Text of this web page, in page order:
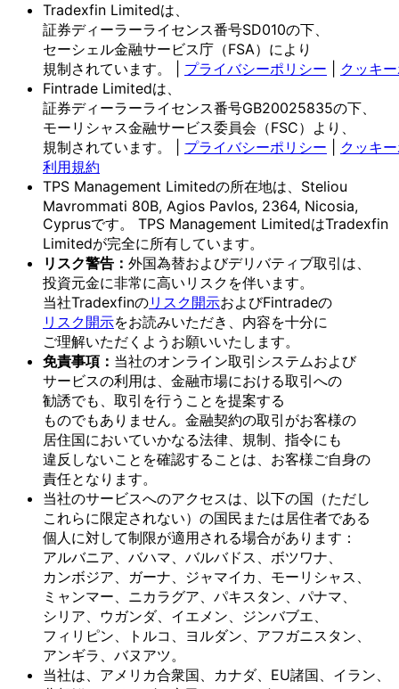
Tradexfin Limitedは、
証券ディーラーライセンス番号SD010の下、
セーシェル金融サービス庁 （FSA）により
規制されています。
プライバシーポリシー
クッキ
Fintrade Limitedは、
証券ディーラーライセンス番号GB20025835の下、
モーリシャス金融サービス委員会 （FSC）より、
規制されています。
プライバシーポリシー
クッキ
利用規約
TPS Management Limitedの所在地は、 Steliou
Mavrommati 80B, Agios Pavlos, 2364, Nicosia,
Cyprusです。
TPS Management LimitedはTradexfin
Limitedが完全に所有しています。
リスク警告： 外国為替およびデリバティブ取引は、
投資元金に非常に高いリスクを伴います。
当社Tradexfinのリスク開示およびFintradeの
リスク開示をお読みいただき、 内容を十分に
ご理解いただく よう お願いいたします。
免責事項： 当社のオンライン取引システムおよび
サービスの利用は、 金融市場における取引への
勧誘でも、 取引を行う ことを提案する
ものでもありません。 金融契約の取引がお客様の
居住国においていかなる法律、 規制、 指令にも
違反しないことを確認する ことは、 お客様ご自身の
責任と なります。
当社のサービスへのアクセスは、 以下の国 （ただし
これらに限定されない）の国民または居住者である
個人に対して制限が適用される場合があります：
アルバニア、 バハマ、 バルバドス、 ボツワナ、
カンボジア、 ガーナ、 ジャマイカ、 モーリシャス、
ミャンマー、 ニカラグア、 パキスタン、 パナマ、
シリア、 ウガンダ、 イエメン、 ジンバブエ、
フィリピン、
トルコ、 ヨルダン、 アフガニスタン、
アンギラ、 バヌアツ。
当社は、 アメリカ合衆国、 カナダ、 EU諸国、 イラン、